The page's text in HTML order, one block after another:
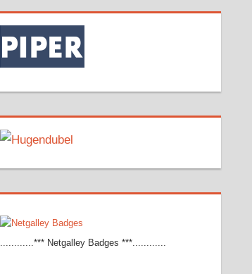
............*** Netgalley Badges ***............